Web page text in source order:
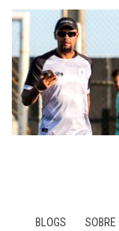
BLOGS SOBRE